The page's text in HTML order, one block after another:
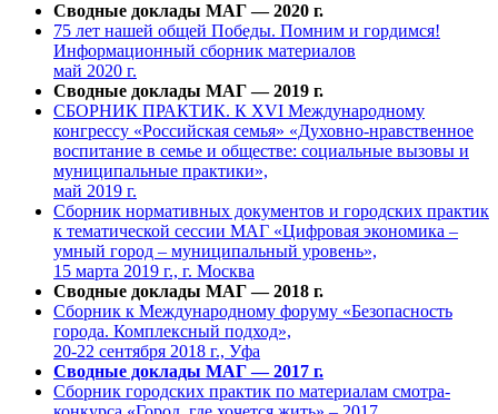
Сводные доклады МАГ — 2020 г.
75 лет нашей общей Победы. Помним и гордимся!
Информационный сборник материалов
май 2020 г.
Сводные доклады МАГ — 2019 г.
СБОРНИК ПРАКТИК. К XVI Международному
конгрессу «Российская семья» «Духовно-нравственное
воспитание в семье и обществе: социальные вызовы и
муниципальные практики»,
май 2019 г.
Сборник нормативных документов и городских практик
к тематической сессии МАГ «Цифровая экономика –
умный город – муниципальный уровень»,
15 марта 2019 г., г. Москва
Сводные доклады МАГ — 2018 г.
Сборник к Международному форуму «Безопасность
города. Комплексный подход»,
20-22 сентября 2018 г., Уфа
Сводные доклады МАГ — 2017 г.
Сборник городских практик по материалам смотра-